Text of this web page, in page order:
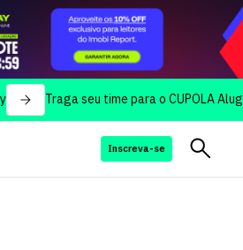
Traga seu time para o CUPOLA Aluguel Day
Inscreva-se